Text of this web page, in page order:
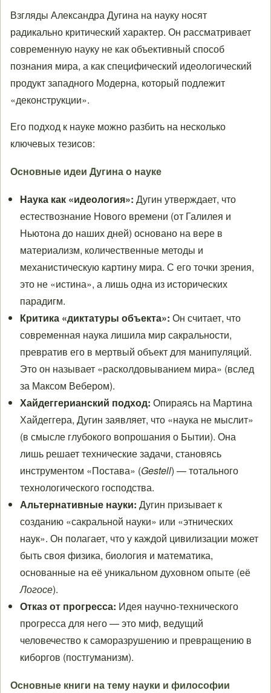
Взгляды Александра Дугина на науку носят
радикально критический характер. Он рассматривает
современную науку не как объективный способ
познания мира, а как специфический идеологический
продукт западного Модерна, который подлежит
«деконструкции».
Его подход к науке можно разбить на несколько
ключевых тезисов:
Основные идеи Дугина о науке
Наука как «идеология»: Дугин утверждает, что
естествознание Нового времени (от Галилея и
Ньютона до наших дней) основано на вере в
материализм, количественные методы и
механистическую картину мира. С его точки зрения,
это не «истина», а лишь одна из исторических
парадигм.
Критика «диктатуры объекта»: Он считает, что
современная наука лишила мир сакральности,
превратив его в мертвый объект для манипуляций.
Это он называет «расколдовыванием мира» (вслед
за Максом Вебером).
Хайдеггерианский подход: Опираясь на Мартина
Хайдеггера, Дугин заявляет, что «наука не мыслит»
(в смысле глубокого вопрошания о Бытии). Она
лишь решает технические задачи, становясь
инструментом «Постава» (Gestell) — тотального
технологического господства.
Альтернативные науки: Дугин призывает к
созданию «сакральной науки» или «этнических
наук». Он полагает, что у каждой цивилизации может
быть своя физика, биология и математика,
основанные на её уникальном духовном опыте (её
Логосе).
Отказ от прогресса: Идея научно-технического
прогресса для него — это миф, ведущий
человечество к саморазрушению и превращению в
киборгов (постгуманизм).
Основные книги на тему науки и философии